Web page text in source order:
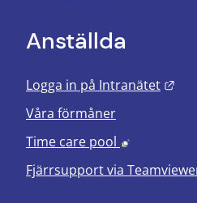
Anställda
Logga in på Intranätet
Våra förmåner
Time care pool
Länk till
Fjärrsupport via